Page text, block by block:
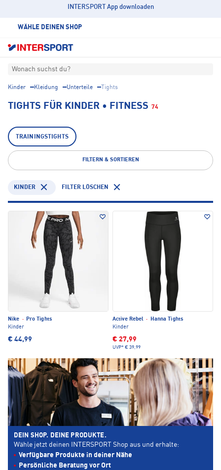
INTERSPORT App downloaden
WÄHLE DEINEN SHOP
Wonach suchst du?
Kinder Kleidung Unterteile Tights
TIGHTS FÜR KINDER • FITNESS 74
TRAININGSTIGHTS
FILTERN & SORTIEREN
KINDER FILTER LÖSCHEN
Nike ·
Pro Tights
Kinder
€ 44,99
Active Rebel ·
Hanna Tights
Kinder
€ 27,99
UVP* € 39,99
DEIN SHOP. DEINE PRODUKTE.
Wähle jetzt deinen INTERSPORT Shop aus und erhalte:
Verfügbare Produkte in deiner Nähe
Persönliche Beratung vor Ort